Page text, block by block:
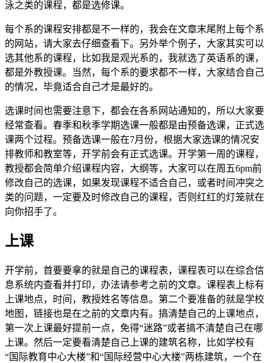
泳之类的课程，都是选修课。
每个系的课程安排都是不一样的，我会在文章末尾附上每个系
的网站，请大家去仔细查看下。另外举个例子，大家其实可以
选其他系的课程，比如我是观光系的，我就选了英语系的课，
都是外教授课。当然，每个系的要求都不一样，大家结合自己
的情况，毕竟适合自己才是最好的。
选课时间也需要注意下，都会在各系网站通知的，所以大家要
经常查看。春季和秋季学期选课一般都是由预备选课，正式选
课两个过程。预备选课一般在7月份，根据大家选课的情况安
排教师和教室等，开学前会有正式选课。开学第一周的课程，
教授都会简单介绍课程内容，大纲等，大家可以在周五6pm前
修改自己的选课，如果发现课程不适合自己，或者时间冲突之
类的问题，一定要及时修改自己的课程，否则红红的灯笼就在
向你招手了。
上课
开学前，首要要拿的就是自己的课程表，课程表可以在综合信
息系统内查看并打印，办法请参考之前的文章。课程表上标有
上课地点，时间，教授姓名等信息。第二个要准备的就是学校
地图，链接也是在之前的文章内有。搞清楚自己的上课地点，
第一次上课最好提前一点，免得“迷路”或者搞不清楚自己在哪
上课。然后一定要看清楚自己上课的建筑名称，比如学校有
“国际教育中心大楼”和“国际经营中心大楼”两栋建筑，一个在